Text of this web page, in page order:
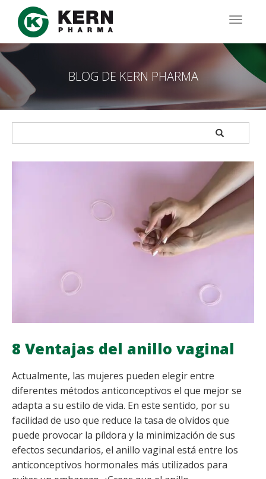
Pasar
contenido
principal
BLOG DE KERN PHARMA
APPLY
8 Ventajas del anillo vaginal
Actualmente, las mujeres pueden elegir entre
diferentes métodos anticonceptivos el que mejor se
adapta a su estilo de vida. En este sentido, por su
facilidad de uso que reduce la tasa de olvidos que
puede provocar la píldora y la minimización de sus
efectos secundarios, el anillo vaginal está entre los
anticonceptivos hormonales más utilizados para